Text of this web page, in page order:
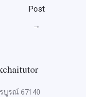
Post
→
บูรณ์ 67140